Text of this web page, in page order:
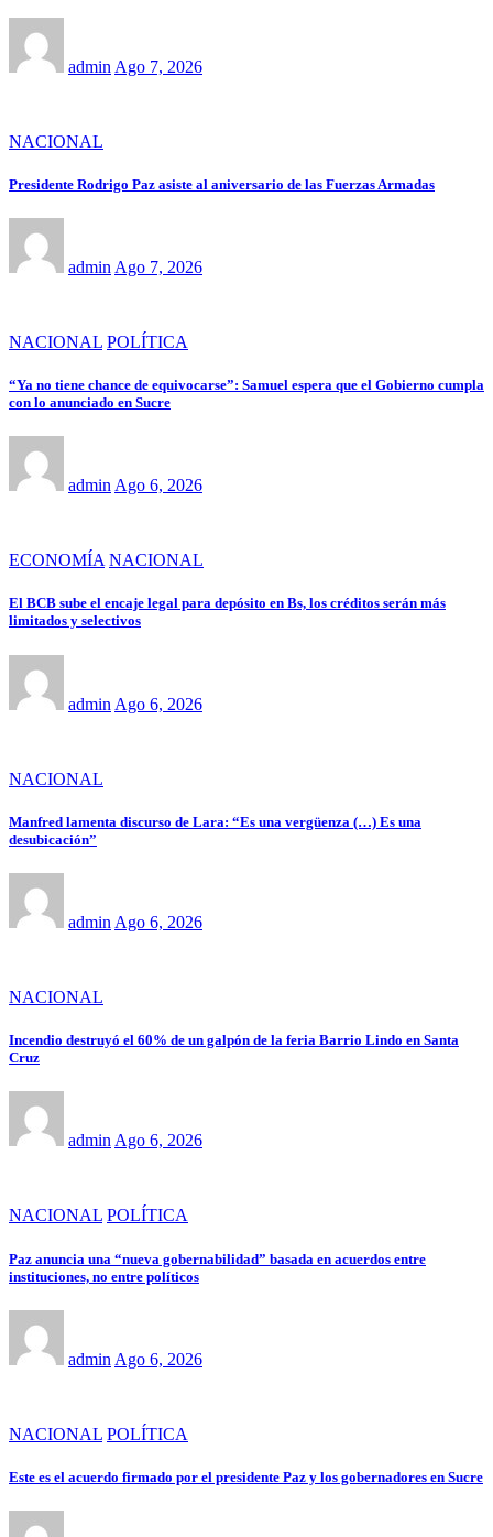
admin Ago 7, 2026
NACIONAL
Presidente Rodrigo Paz asiste al aniversario de las Fuerzas Armadas
admin Ago 7, 2026
NACIONAL POLÍTICA
“Ya no tiene chance de equivocarse”: Samuel espera que el Gobierno cumpla
con lo anunciado en Sucre
admin Ago 6, 2026
ECONOMÍA NACIONAL
El BCB sube el encaje legal para depósito en Bs, los créditos serán más
limitados y selectivos
admin Ago 6, 2026
NACIONAL
Manfred lamenta discurso de Lara: “Es una vergüenza (…) Es una
desubicación”
admin Ago 6, 2026
NACIONAL
Incendio destruyó el 60% de un galpón de la feria Barrio Lindo en Santa
Cruz
admin Ago 6, 2026
NACIONAL POLÍTICA
Paz anuncia una “nueva gobernabilidad” basada en acuerdos entre
instituciones, no entre políticos
admin Ago 6, 2026
NACIONAL POLÍTICA
Este es el acuerdo firmado por el presidente Paz y los gobernadores en Sucre